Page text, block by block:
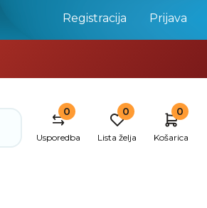
Registracija Prijava
0
Usporedba
0
Lista želja
0
Košarica